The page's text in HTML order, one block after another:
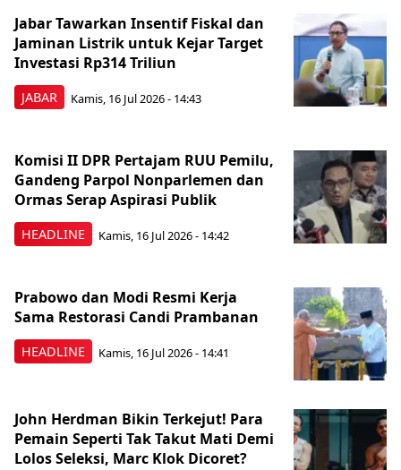
JABAR
Jabar Tawarkan Insentif Fiskal dan
Jaminan Listrik untuk Kejar Target
Investasi Rp314 Triliun
Kamis, 16 Jul 2026 - 14:43
HEADLINE
Komisi II DPR Pertajam RUU Pemilu,
Gandeng Parpol Nonparlemen dan
Ormas Serap Aspirasi Publik
Kamis, 16 Jul 2026 - 14:42
HEADLINE
Prabowo dan Modi Resmi Kerja
Sama Restorasi Candi Prambanan
Kamis, 16 Jul 2026 - 14:41
John Herdman Bikin Terkejut! Para
Pemain Seperti Tak Takut Mati Demi
Lolos Seleksi, Marc Klok Dicoret?